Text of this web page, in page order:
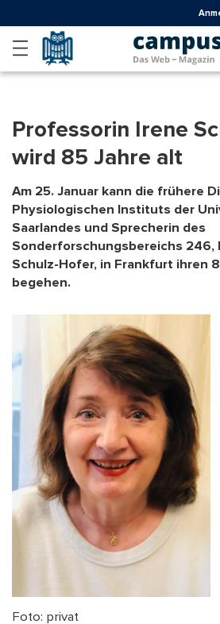
zum
Inhalt
Professorin Irene
wird 85 Jahre alt
Am 25. Januar kann die frühere
Physiologischen Instituts der
Saarlandes und Sprecherin des
Sonderforschungsbereichs 246,
Schulz-Hofer, in Frankfurt ihren
begehen.
Foto: privat